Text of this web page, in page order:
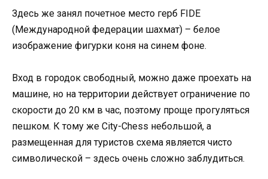
Здесь же занял почетное место герб FIDE
(Международной федерации шахмат) – белое
изображение фигурки коня на синем фоне.
Вход в городок свободный, можно даже проехать на
машине, но на территории действует ограничение по
скорости до 20 км в час, поэтому проще прогуляться
пешком. К тому же City-Chess небольшой, а
размещенная для туристов схема является чисто
символической – здесь очень сложно заблудиться.